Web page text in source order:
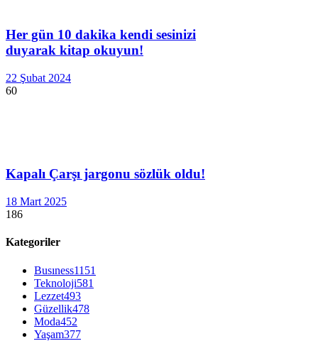
Her gün 10 dakika kendi sesinizi
duyarak kitap okuyun!
22 Şubat 2024
60
Kapalı Çarşı jargonu sözlük oldu!
18 Mart 2025
186
Kategoriler
Busıness1151
Teknoloji581
Lezzet493
Güzellik478
Moda452
Yaşam377